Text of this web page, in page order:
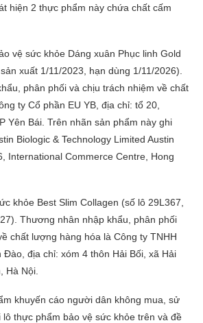
hiện 2 thực phẩm này chứa chất cấm
vệ sức khỏe Dáng xuân Phục linh Gold
xuất 1/11/2023, hạn dùng 1/11/2026).
phân phối và chịu trách nhiệm về chất
ty Cổ phần EU YB, địa chỉ: tổ 20,
Yên Bái. Trên nhãn sản phẩm này ghi
Biologic & Technology Limited Austin
International Commerce Centre, Hong
khỏe Best Slim Collagen (số lô 29L367,
Thương nhân nhập khẩu, phân phối
chất lượng hàng hóa là Công ty TNHH
Đào, địa chỉ: xóm 4 thôn Hải Bối, xã Hải
Hà Nội.
khuyến cáo người dân không mua, sử
lô thực phẩm bảo vệ sức khỏe trên và đề